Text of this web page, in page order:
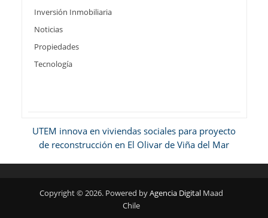
Inversión Inmobiliaria
Noticias
Propiedades
Tecnología
UTEM innova en viviendas sociales para proyecto
de reconstrucción en El Olivar de Viña del Mar
Copyright © 2026. Powered byAgencia DigitalMaad
Chile